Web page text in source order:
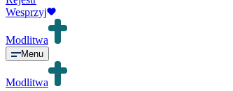
Wesprzyj
Modlitwa
Menu
Modlitwa